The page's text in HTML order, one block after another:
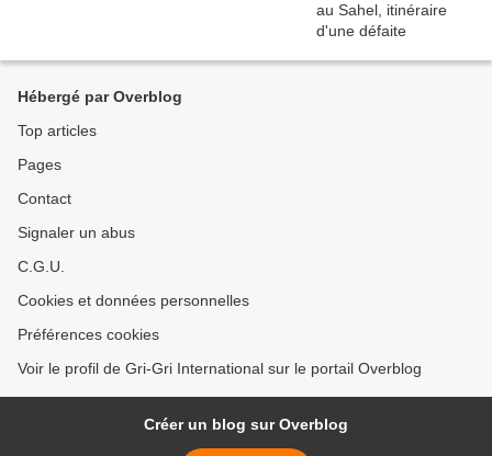
Hébergé par Overblog
Top articles
Pages
Contact
Signaler un abus
C.G.U.
Cookies et données personnelles
Préférences cookies
Voir le profil de Gri-Gri International sur le portail Overblog
Créer un blog sur Overblog